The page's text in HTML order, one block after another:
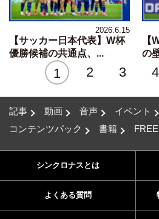
2026.6.15
【サッカー日本代表】W杯
優勝候補の共通点、...
【
の
1 2 3 4
記事 動画 音声 イベント
コンテンツパック
書籍 FREE
シンクロナスとは
よくある質問